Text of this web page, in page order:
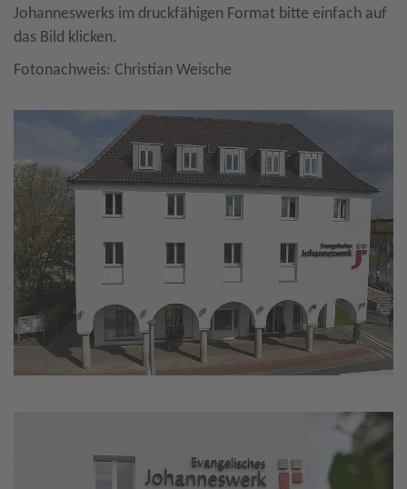
Johanneswerks im druckfähigen Format bitte einfach auf
das Bild klicken.
Fotonachweis: Christian Weische